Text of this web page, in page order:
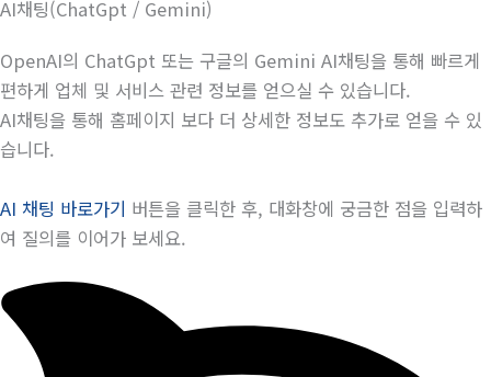
AI채팅(ChatGpt / Gemini)
OpenAI의 ChatGpt 또는 구글의 Gemini AI채팅을 통해 빠르게
편하게 업체 및 서비스 관련 정보를 얻으실 수 있습니다.
AI채팅을 통해 홈페이지 보다 더 상세한 정보도 추가로 얻을 수 있
습니다.
AI 채팅 바로가기 버튼을 클릭한 후, 대화창에 궁금한 점을 입력하
여 질의를 이어가 보세요.